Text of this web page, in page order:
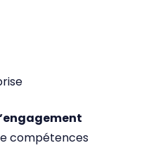
compétences